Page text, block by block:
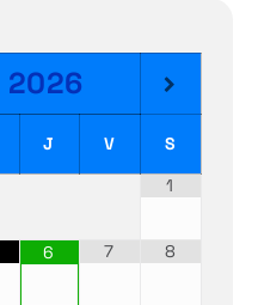
2026
J V
S
1
6 7 8